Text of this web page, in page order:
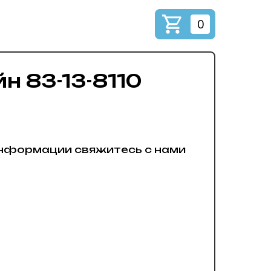
0
83-13-8110
свяжитесь с нами